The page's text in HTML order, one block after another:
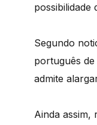
possibilidade
Segundo
português
admite
Ainda assim,